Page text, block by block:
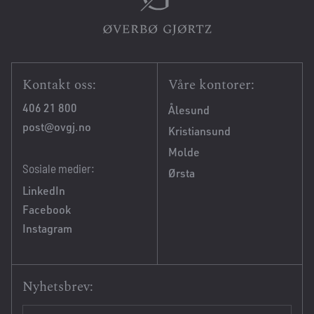
Kontakt oss:
406 21 800
post@ovgj.no
Sosiale medier:
LinkedIn
Facebook
Instagram
Våre kontorer:
Ålesund
Kristiansund
Molde
Ørsta
Nyhetsbrev: